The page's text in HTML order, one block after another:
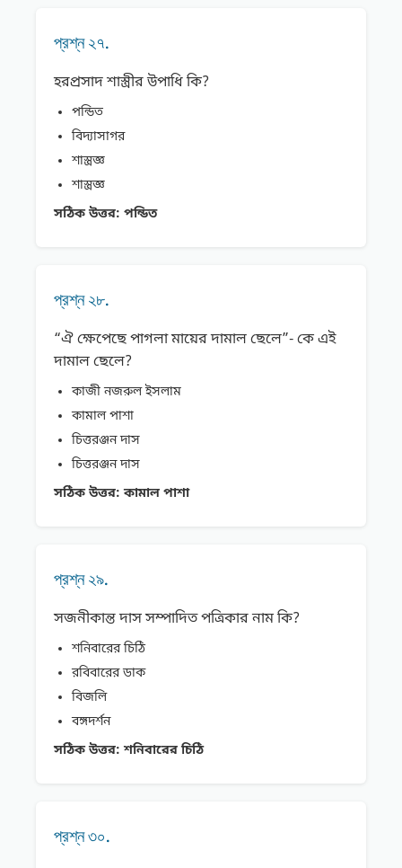
প্রশ্ন ২৭.
হরপ্রসাদ শাস্ত্রীর উপাধি কি?
পন্ডিত
বিদ্যাসাগর
শাস্ত্রজ্ঞ
শাস্ত্রজ্ঞ
সঠিক উত্তর: পন্ডিত
প্রশ্ন ২৮.
“ঐ ক্ষেপেছে পাগলা মায়ের দামাল ছেলে”- কে এই
দামাল ছেলে?
কাজী নজরুল ইসলাম
কামাল পাশা
চিত্তরঞ্জন দাস
চিত্তরঞ্জন দাস
সঠিক উত্তর: কামাল পাশা
প্রশ্ন ২৯.
সজনীকান্ত দাস সম্পাদিত পত্রিকার নাম কি?
শনিবারের চিঠি
রবিবারের ডাক
বিজলি
বঙ্গদর্শন
সঠিক উত্তর: শনিবারের চিঠি
প্রশ্ন ৩০.